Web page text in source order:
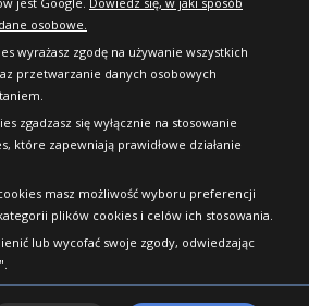
osobowe.
wyrażasz zgodę na używanie wszystkich
przetwarzanie danych osobowych
zgadzasz się wyłącznie na stosowanie
które zapewniają prawidłowe działanie
masz możliwość wyboru preferencji
plików cookies i celów ich stosowania.
lub wycofać swoje zgody, odwiedzając
2026 24opony.pl. Wszelkie
zastrzeżone.